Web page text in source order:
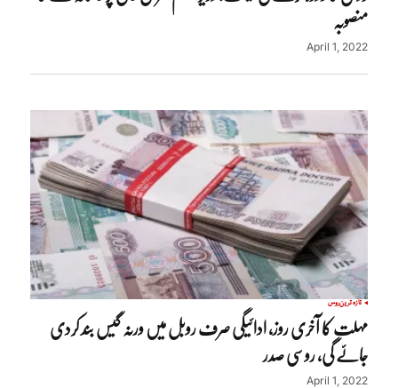
منصوبہ
April 1, 2022
تازہ ترینروس
مہلت کا آخری روز، ادائیگی صرف روبل میں ورنہ گیس بند کردی
جائے گی، روسی صدر
April 1, 2022